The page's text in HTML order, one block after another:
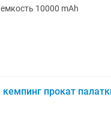
10000 mAh
прокат